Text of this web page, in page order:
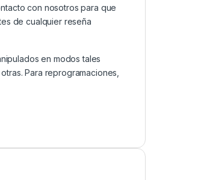
con nosotros para que
de cualquier reseña
en modos tales
Para reprogramaciones,